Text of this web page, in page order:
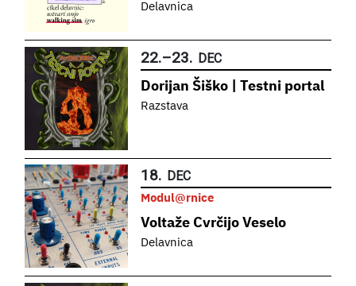
Delavnica
22.–23. DEC
Dorijan Šiško | Testni portal
Razstava
18. DEC
Modul@rnice
Voltaže Cvrčijo Veselo
Delavnica